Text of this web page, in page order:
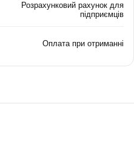
Розрахунковий рахунок для
підприємців
Оплата при отриманні